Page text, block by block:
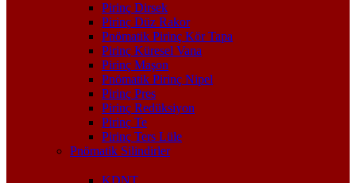
Pirinç Dirsek
Pirinç Düz Rakor
Pnömatik Pirinç Kör Tapa
Pirinç Küresel Vana
Pirinç Maşon
Pnömatik Pirinç Nipel
Pirinç Pres
Pirinç Redüksiyon
Pirinç Te
Pirinç Ters Lüle
Pnömatik Silindirler
KDNT